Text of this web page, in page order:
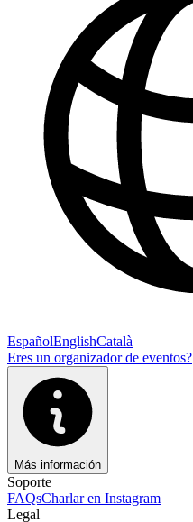
EspañolEnglishCatalà
Eres un organizador de eventos?
Más información
Soporte
FAQsCharlar en Instagram
Legal